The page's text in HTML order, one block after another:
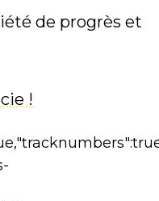
de progrès et
!